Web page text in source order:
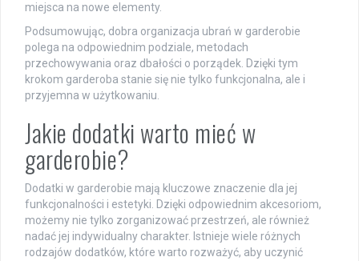
miejsca na nowe elementy.
Podsumowując, dobra organizacja ubrań w garderobie
polega na odpowiednim podziale, metodach
przechowywania oraz dbałości o porządek. Dzięki tym
krokom garderoba stanie się nie tylko funkcjonalna, ale i
przyjemna w użytkowaniu.
Jakie dodatki warto mieć w
garderobie?
Dodatki w garderobie mają kluczowe znaczenie dla jej
funkcjonalności i estetyki. Dzięki odpowiednim akcesoriom,
możemy nie tylko zorganizować przestrzeń, ale również
nadać jej indywidualny charakter. Istnieje wiele różnych
rodzajów dodatków, które warto rozważyć, aby uczynić